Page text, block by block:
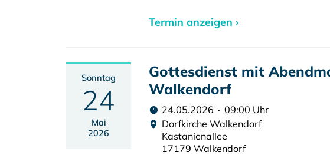
Termin anzeigen ›
Sonntag
24
Mai
2026
Gottesdienst mit
Walkendorf
24.05.2026 · 09:00 Uhr
Dorfkirche Walkendorf
Kastanienallee
17179 Walkendorf